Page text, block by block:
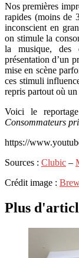
Nos premières
rapides (moins de
inconscient en
on stimule la
la musique, des
présentation d’un
mise en scène
ces stimuli
repris partout où
Voici le
Consommateurs
https://
Sources : Clubic –
Crédit image :
Plus